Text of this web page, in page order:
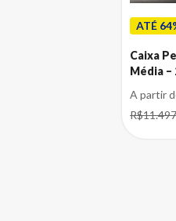
ATÉ
Caixa
Média –
A partir